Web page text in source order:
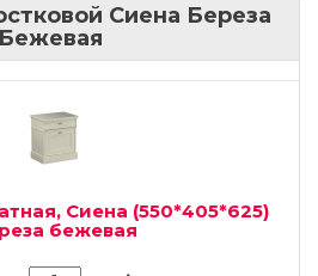
Сиена Береза
Бежевая
Сиена (550*405*625)
бежевая